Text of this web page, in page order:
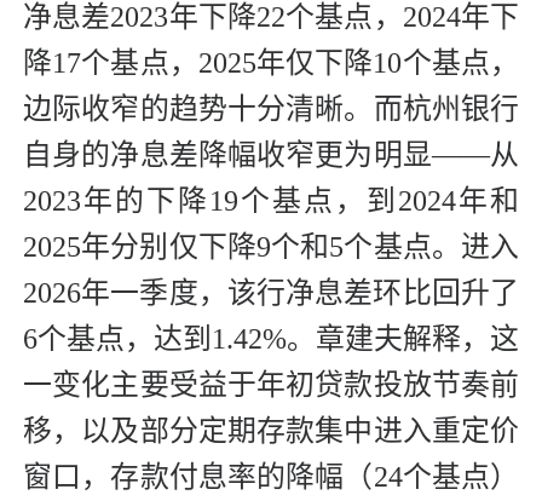
净息差2023年下降22个基点，2024年下
降17个基点，2025年仅下降10个基点，
边际收窄的趋势十分清晰。而杭州银行
自身的净息差降幅收窄更为明显——从
2023年的下降19个基点，到2024年和
2025年分别仅下降9个和5个基点。进入
2026年一季度，该行净息差环比回升了
6个基点，达到1.42%。章建夫解释，这
一变化主要受益于年初贷款投放节奏前
移，以及部分定期存款集中进入重定价
窗口，存款付息率的降幅（24个基点）